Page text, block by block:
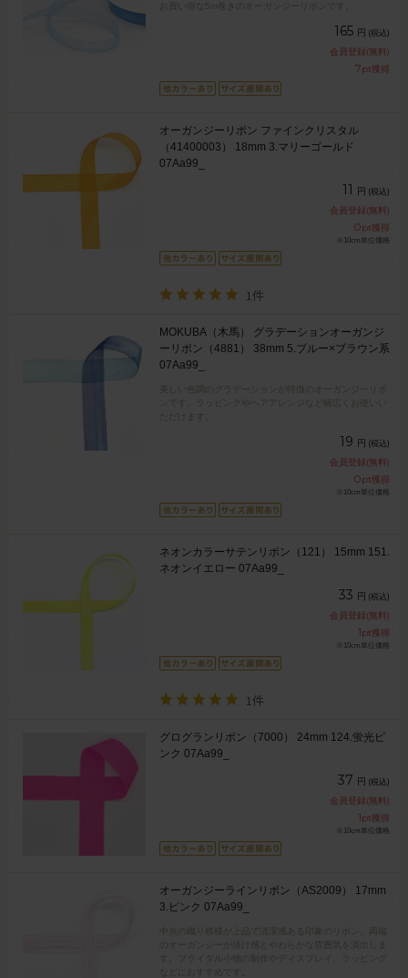
お買い得な5m巻きのオーガンジーリボンです。
165 円 (税込)
会員登録(無料)
7pt獲得
オーガンジーリボン ファインクリスタル
（41400003） 18mm 3.マリーゴールド
07Aa99_
11 円 (税込)
会員登録(無料)
0pt獲得
※10cm単位価格
1件
MOKUBA（木馬） グラデーションオーガンジ
ーリボン（4881） 38mm 5.ブルー×ブラウン系
07Aa99_
美しい色調のグラデーションが特徴のオーガンジーリボ
ンです。ラッピングやヘアアレンジなど幅広くお使いい
19 円 (税込)
会員登録(無料)
0pt獲得
※10cm単位価格
ネオンカラーサテンリボン（121） 15mm 151.
ネオンイエロー 07Aa99_
33 円 (税込)
会員登録(無料)
1pt獲得
※10cm単位価格
1件
グログランリボン（7000） 24mm 124.蛍光ピ
ンク 07Aa99_
37 円 (税込)
会員登録(無料)
1pt獲得
※10cm単位価格
オーガンジーラインリボン（AS2009） 17mm
3.ピンク 07Aa99_
中央の織り模様が上品で清潔感ある印象のリボン。両端
のオーガンジーが抜け感とやわらかな雰囲気を演出しま
す。ブライダル小物の制作やディスプレイ、ラッピング
などにおすすめです。